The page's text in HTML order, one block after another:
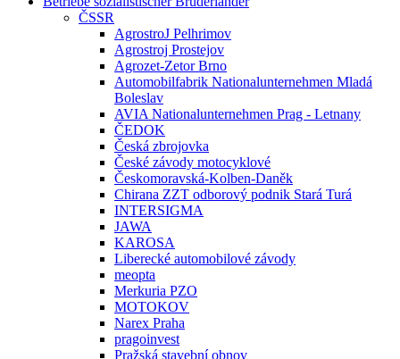
ČSSR
AgrostroJ Pelhrimov
Agrostroj Prostejov
Agrozet-Zetor Brno
Automobilfabrik Nationalunternehmen Mladá
Boleslav
AVIA Nationalunternehmen Prag - Letnany
ČEDOK
Česká zbrojovka
České závody motocyklové
Českomoravská-Kolben-Daněk
Chirana ZZT odborový podnik Stará Turá
INTERSIGMA
JAWA
KAROSA
Liberecké automobilové závody
meopta
Merkuria PZO
MOTOKOV
Narex Praha
pragoinvest
Pražská stavební obnov